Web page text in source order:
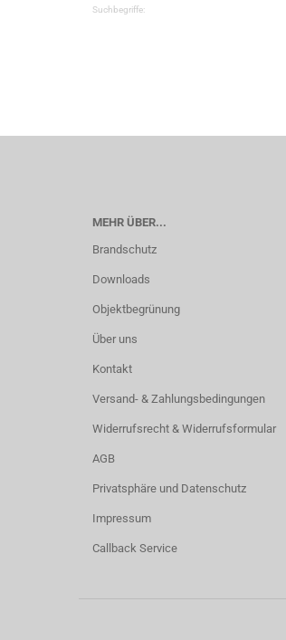
Suchbegriffe:
MEHR ÜBER...
Brandschutz
Downloads
Objektbegrünung
Über uns
Kontakt
Versand- & Zahlungsbedingungen
Widerrufsrecht & Widerrufsformular
AGB
Privatsphäre und Datenschutz
Impressum
Callback Service